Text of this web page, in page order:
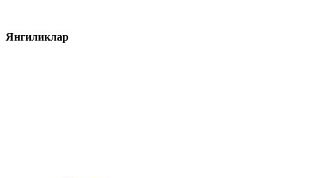
Янгиликлар